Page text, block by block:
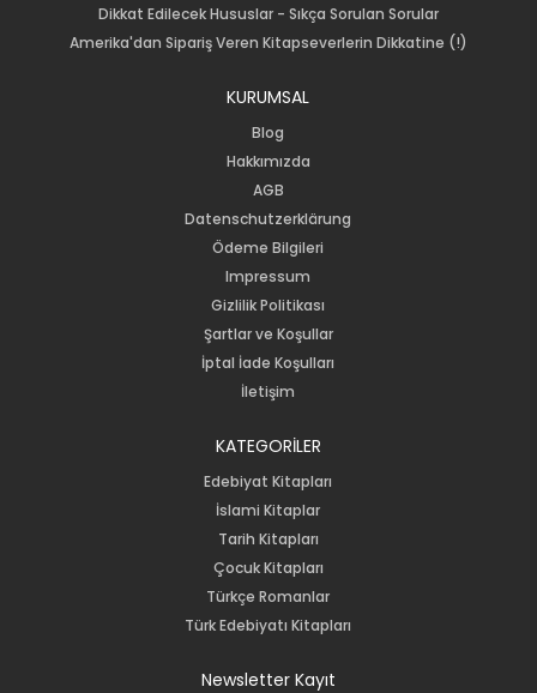
Dikkat Edilecek Hususlar - Sıkça Sorulan Sorular
Amerika'dan Sipariş Veren Kitapseverlerin Dikkatine (!)
KURUMSAL
Blog
Hakkımızda
AGB
Datenschutzerklärung
Ödeme Bilgileri
Impressum
Gizlilik Politikası
Şartlar ve Koşullar
İptal İade Koşulları
İletişim
KATEGORİLER
Edebiyat Kitapları
İslami Kitaplar
Tarih Kitapları
Çocuk Kitapları
Türkçe Romanlar
Türk Edebiyatı Kitapları
Newsletter Kayıt